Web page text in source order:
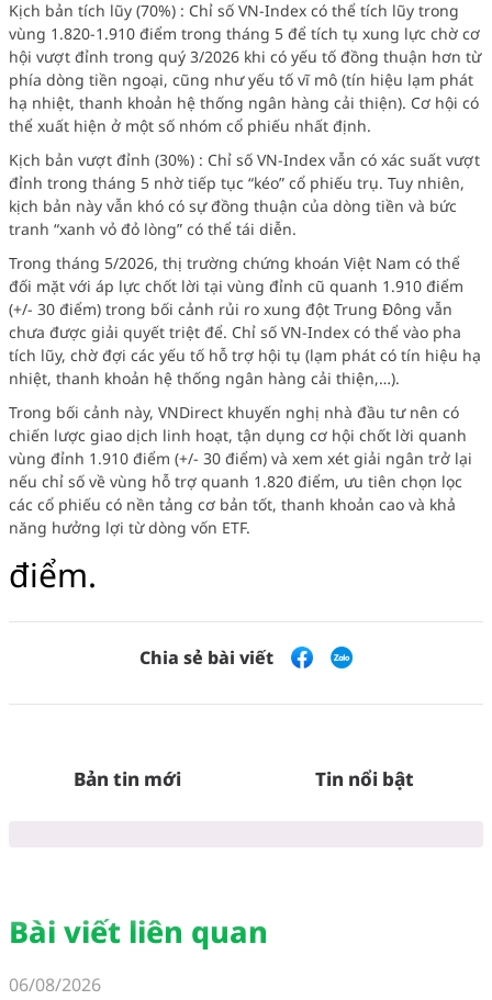
Kịch bản tích lũy (70%) : Chỉ số VN-Index có thể tích lũy trong
vùng 1.820-1.910 điểm trong tháng 5 để tích tụ xung lực chờ cơ
hội vượt đỉnh trong quý 3/2026 khi có yếu tố đồng thuận hơn từ
phía dòng tiền ngoại, cũng như yếu tố vĩ mô (tín hiệu lạm phát
hạ nhiệt, thanh khoản hệ thống ngân hàng cải thiện). Cơ hội có
thể xuất hiện ở một số nhóm cổ phiếu nhất định.
Kịch bản vượt đỉnh (30%) : Chỉ số VN-Index vẫn có xác suất vượt
đỉnh trong tháng 5 nhờ tiếp tục “kéo” cổ phiếu trụ. Tuy nhiên,
kịch bản này vẫn khó có sự đồng thuận của dòng tiền và bức
tranh “xanh vỏ đỏ lòng” có thể tái diễn.
Trong tháng 5/2026, thị trường chứng khoán Việt Nam có thể
đối mặt với áp lực chốt lời tại vùng đỉnh cũ quanh 1.910 điểm
(+/- 30 điểm) trong bối cảnh rủi ro xung đột Trung Đông vẫn
chưa được giải quyết triệt để. Chỉ số VN-Index có thể vào pha
tích lũy, chờ đợi các yếu tố hỗ trợ hội tụ (lạm phát có tín hiệu hạ
nhiệt, thanh khoản hệ thống ngân hàng cải thiện,…).
Trong bối cảnh này, VNDirect khuyến nghị nhà đầu tư nên có
chiến lược giao dịch linh hoạt, tận dụng cơ hội chốt lời quanh
vùng đỉnh 1.910 điểm (+/- 30 điểm) và xem xét giải ngân trở lại
nếu chỉ số về vùng hỗ trợ quanh 1.820 điểm, ưu tiên chọn lọc
các cổ phiếu có nền tảng cơ bản tốt, thanh khoản cao và khả
năng hưởng lợi từ dòng vốn ETF.
điểm.
Chia sẻ bài viết
Bản tin mới Tin nổi bật
Bài viết liên quan
06/08/2026